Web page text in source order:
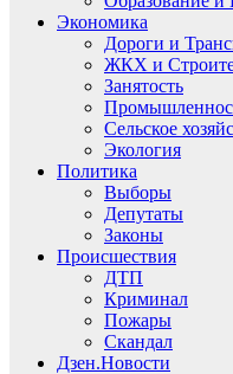
Экономика
Дороги и
ЖКХ и
Занятость
Сельское
Экология
Политика
Выборы
Депутаты
Законы
Происшествия
ДТП
Криминал
Пожары
Скандал
Дзен.Новости